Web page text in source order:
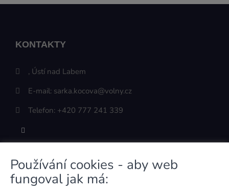
KONTAKTY
, Ústí nad Labem
E-mail: sarka.kocova@volny.cz
Telefon: +420 777 241 339
ODKAZY
Používání cookies - aby web
fungoval jak má: